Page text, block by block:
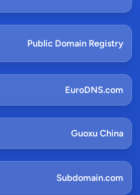
Public Domain Registry
EuroDNS.com
Guoxu China
Subdomain.com